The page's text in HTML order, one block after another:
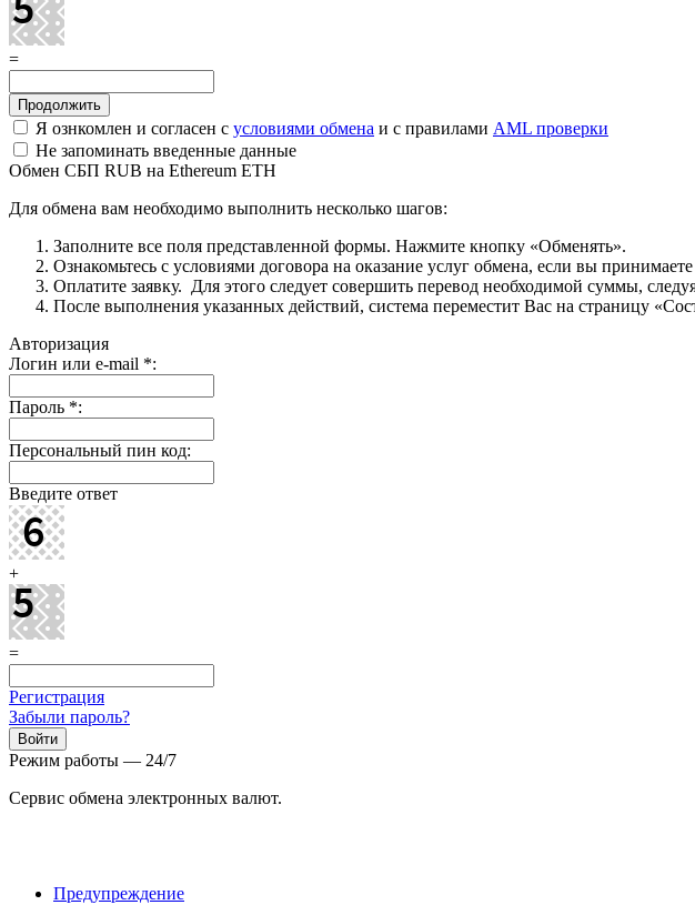
=
Я ознкомлен и согласен с условиями обмена и с правилами AML проверки
Не запоминать введенные данные
Обмен СБП RUB на Ethereum ETH
Для обмена вам необходимо выполнить несколько шагов:
Заполните все поля представленной формы. Нажмите кнопку «Обменять».
Ознакомьтесь с условиями договора на оказание услуг обмена, если вы
Оплатите заявку. Для этого следует совершить перевод необходимой суммы,
После выполнения указанных действий, система переместит Вас на страницу
Авторизация
Логин или e-mail *:
Пароль *:
Персональный пин код:
Введите ответ
+
=
Регистрация
Забыли пароль?
Режим работы — 24/7
Сервис обмена электронных валют.
Предупреждение